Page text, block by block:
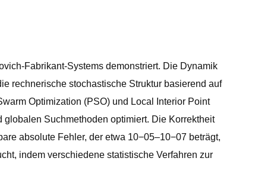
Fabrikant-Systems demonstriert. Die Dynamik
rechnerische stochastische Struktur basierend auf
Optimization (PSO) und Local Interior Point
Suchmethoden optimiert. Die Korrektheit
absolute Fehler, der etwa 10−05–10−07 beträgt,
indem verschiedene statistische Verfahren zur